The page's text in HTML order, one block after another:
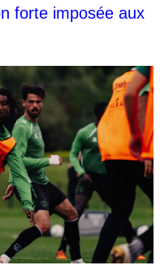
forte imposée aux